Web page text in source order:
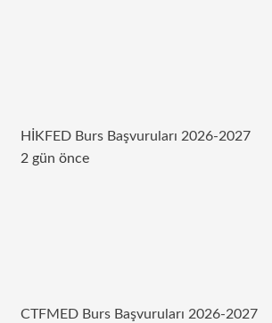
HİKFED Burs Başvuruları 2026-2027
2 gün önce
CTFMED Burs Başvuruları 2026-2027